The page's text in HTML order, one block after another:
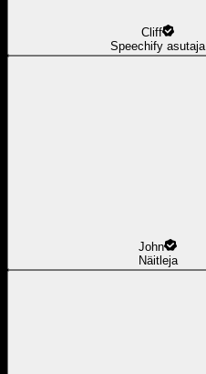
Cliff
Speechify asutaja
John
Näitleja